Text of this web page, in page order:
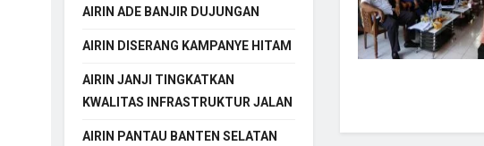
AIRIN ADE BANJIR DUJUNGAN
AIRIN DISERANG KAMPANYE HITAM
AIRIN JANJI TINGKATKAN
KWALITAS INFRASTRUKTUR JALAN
AIRIN PANTAU BANTEN SELATAN